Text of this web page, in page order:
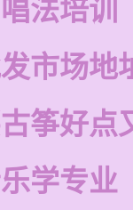
法培训
市场地
筝好点
学专业